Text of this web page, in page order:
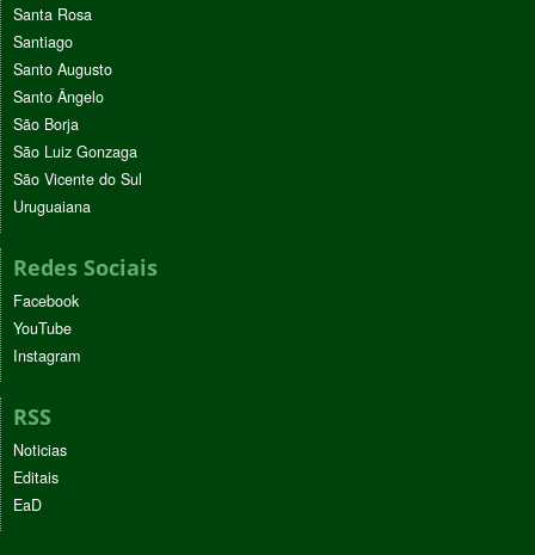
Santa Rosa
Santiago
Santo Augusto
Santo Ângelo
São Borja
São Luiz Gonzaga
São Vicente do Sul
Uruguaiana
Redes Sociais
Facebook
YouTube
Instagram
RSS
Noticias
Editais
EaD